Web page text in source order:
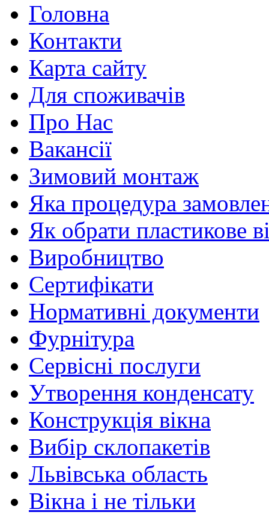
Головна
Контакти
Карта сайту
Для споживачів
Про Нас
Вакансії
Зимовий монтаж
Яка процедура
Як обрати пластикове
Виробництво
Сертифікати
Нормативні документи
Фурнітура
Сервісні послуги
Утворення конденсату
Конструкція вікна
Вибір склопакетів
Львівська область
Вікна і не тільки